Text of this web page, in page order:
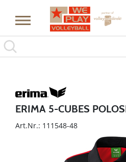
ERIMA 5-CUBES
Art.Nr.: 111548-48